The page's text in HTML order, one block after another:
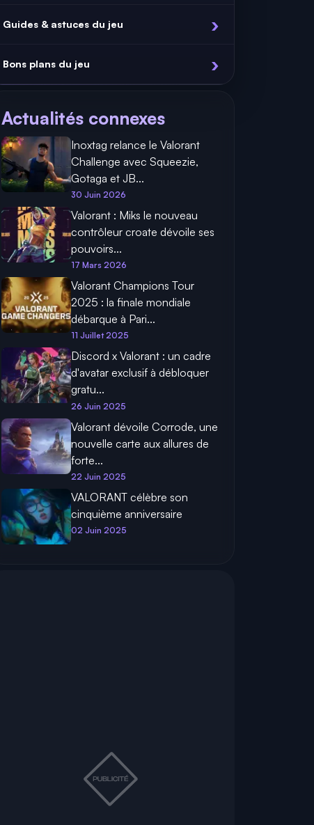
Guides & astuces du jeu
Bons plans du jeu
Actualités connexes
Inoxtag relance le Valorant
Challenge avec Squeezie,
Gotaga et JB...
30 Juin 2026
Valorant : Miks le nouveau
contrôleur croate dévoile ses
pouvoirs...
17 Mars 2026
Valorant Champions Tour
2025 : la finale mondiale
débarque à Pari...
11 Juillet 2025
Discord x Valorant : un cadre
d'avatar exclusif à débloquer
gratu...
26 Juin 2025
Valorant dévoile Corrode, une
nouvelle carte aux allures de
forte...
22 Juin 2025
VALORANT célèbre son
cinquième anniversaire
02 Juin 2025